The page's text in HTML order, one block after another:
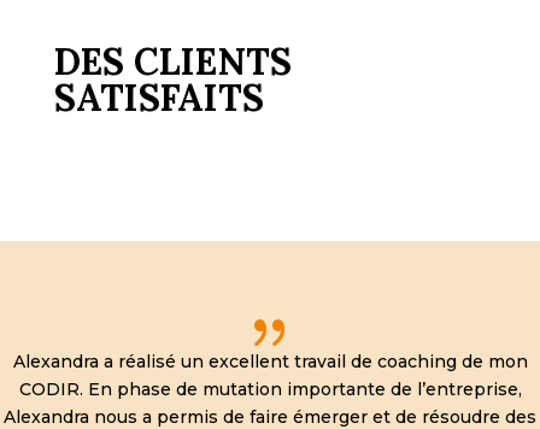
DES CLIENTS
SATISFAITS
{
Alexandra a réalisé un excellent travail de coaching de mon
CODIR. En phase de mutation importante de l’entreprise,
Alexandra nous a permis de faire émerger et de résoudre des